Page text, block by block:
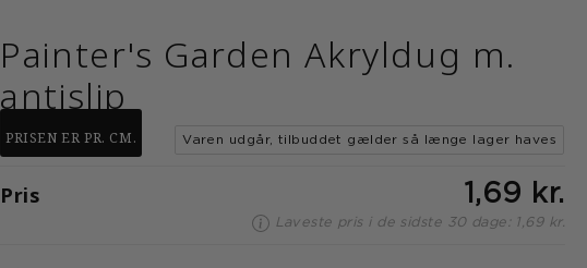
Painter's Garden Akryldug m.
antislip
PRISEN ER PR. CM. Varen udgår, tilbuddet gælder så længe lager haves
Pris 1,69 kr.
Laveste pris i de sidste 30 dage: 1,69 kr.